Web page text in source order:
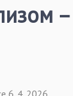
–
6. 4. 2026.